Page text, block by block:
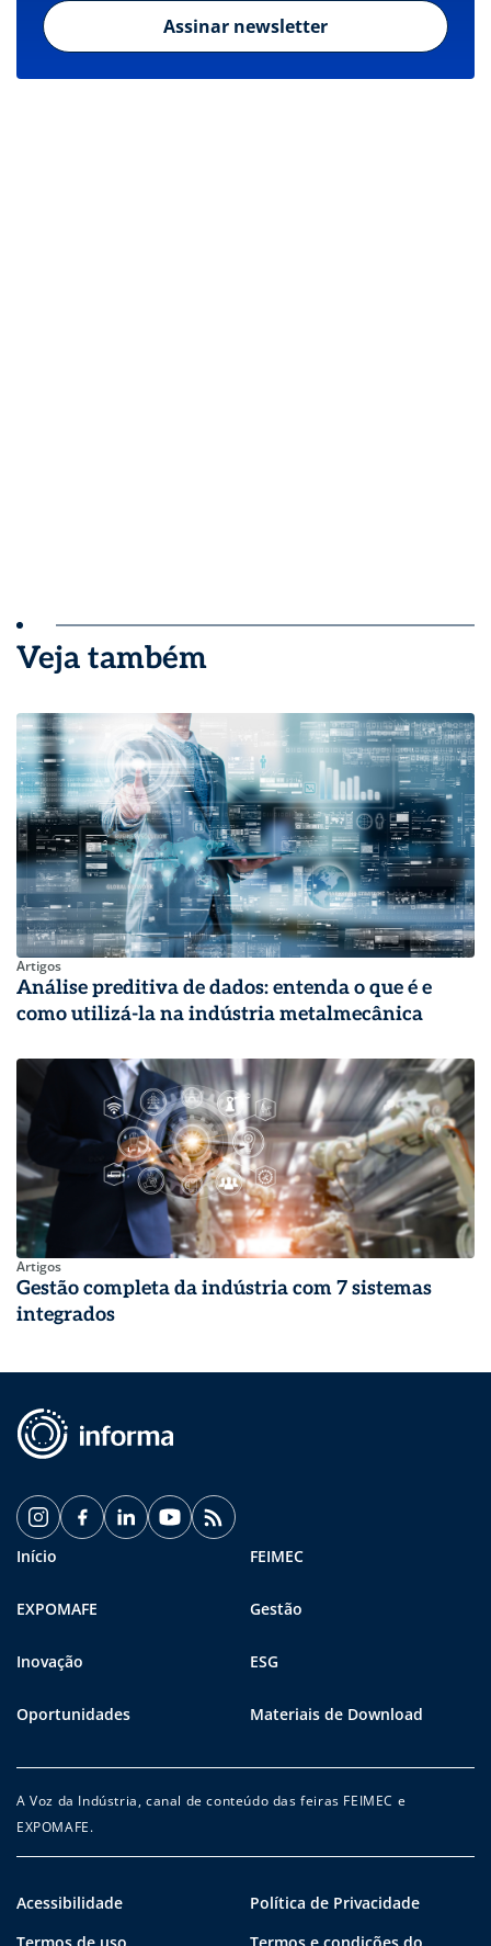
Assinar newsletter
Veja também
Artigos
Análise preditiva de dados: entenda o que é e
como utilizá-la na indústria metalmecânica
Artigos
Gestão completa da indústria com 7 sistemas
integrados
Início FEIMEC
EXPOMAFE Gestão
Inovação ESG
Oportunidades Materiais de Download
A Voz da Indústria, canal de conteúdo das feiras FEIMEC e
EXPOMAFE.
Acessibilidade
Política de Privacidade